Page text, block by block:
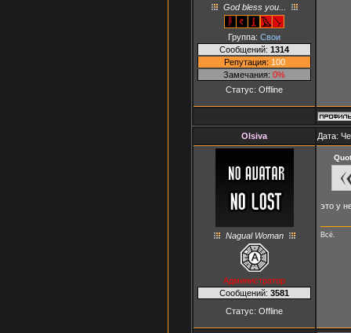
God bless you...
Группа: Свои
Сообщений: 1314
Репутация: 100
Замечания: 0%
Статус: Offline
Olsiva Дата:
Nagual Woman
Администратор
Сообщений: 3581
Статус: Offline
это у
Всё.